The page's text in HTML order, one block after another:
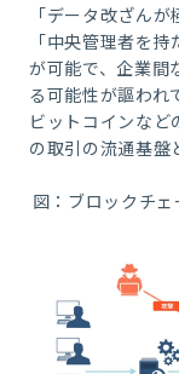
「データ改ざん
「中央管理者を
が可能で、企業間
る可能性が謳われ
ビットコインな
の取引の流通基盤
図： ブロックチ